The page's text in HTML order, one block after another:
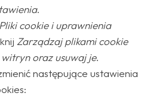
.
Pliki cookie i uprawnienia
Zarządzaj plikami cookie
oraz usuwaj je.
następujące ustawienia